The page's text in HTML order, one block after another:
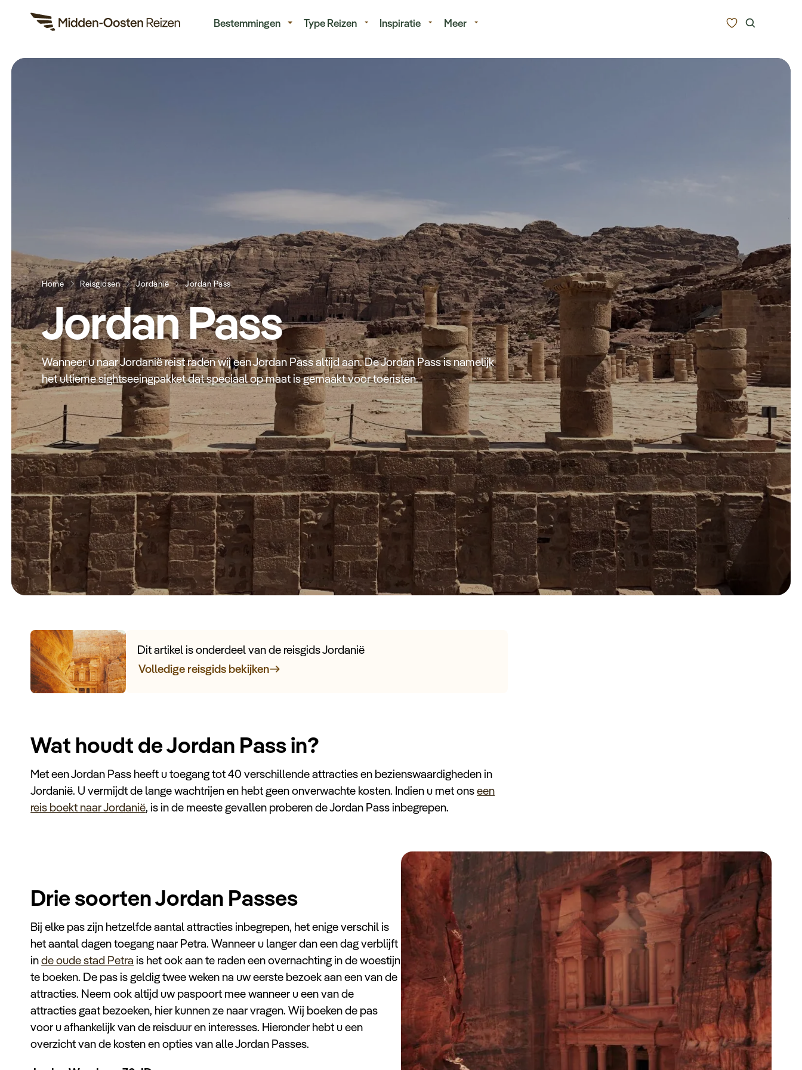
Bestemmingen Type Reizen Inspiratie Meer
Home Reisgidsen Jordanië Jordan Pass
Jordan Pass
Wanneer u naar Jordanië reist raden wij een Jordan Pass altijd aan. De Jordan Pass is namelijk
het ultieme sightseeingpakket dat speciaal op maat is gemaakt voor toeristen.
Dit artikel is onderdeel van de reisgids Jordanië
Volledige reisgids bekijken
Wat houdt de Jordan Pass in?
Met een Jordan Pass heeft u toegang tot 40 verschillende attracties en bezienswaardigheden in
Jordanië. U vermijdt de lange wachtrijen en hebt geen onverwachte kosten. Indien u met onseen
reis boekt naar Jordanië, is in de meeste gevallen proberen de Jordan Pass inbegrepen.
Drie soorten Jordan Passes
Bij elke pas zijn hetzelfde aantal attracties inbegrepen, het enige verschil is
het aantal dagen toegang naar Petra. Wanneer u langer dan een dag verblijft
inde oude stad Petra is het ook aan te raden een overnachting in de woestijn
te boeken. De pas is geldig twee weken na uw eerste bezoek aan een van de
attracties. Neem ook altijd uw paspoort mee wanneer u een van de
attracties gaat bezoeken, hier kunnen ze naar vragen. Wij boeken de pas
voor u afhankelijk van de reisduur en interesses. Hieronder hebt u een
overzicht van de kosten en opties van alle Jordan Passes.